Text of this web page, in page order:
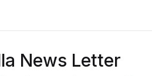
News Letter